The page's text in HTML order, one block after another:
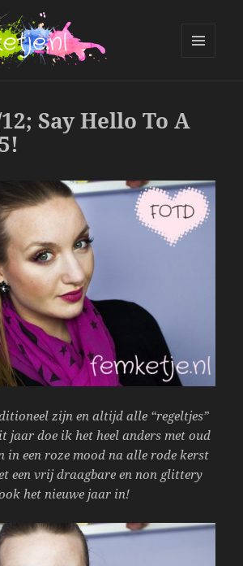
Say Hello To A
zijn en altijd alle “regeltjes”
jaar doe ik het heel anders met oud
in een roze mood na alle rode kerst
een vrij draagbare en non glittery
het nieuwe jaar in!